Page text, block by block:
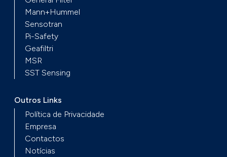
Mann+Hummel
Sensotran
Pi-Safety
Geafiltri
MSR
SST Sensing
Outros Links
Política de Privacidade
Empresa
Contactos
Notícias